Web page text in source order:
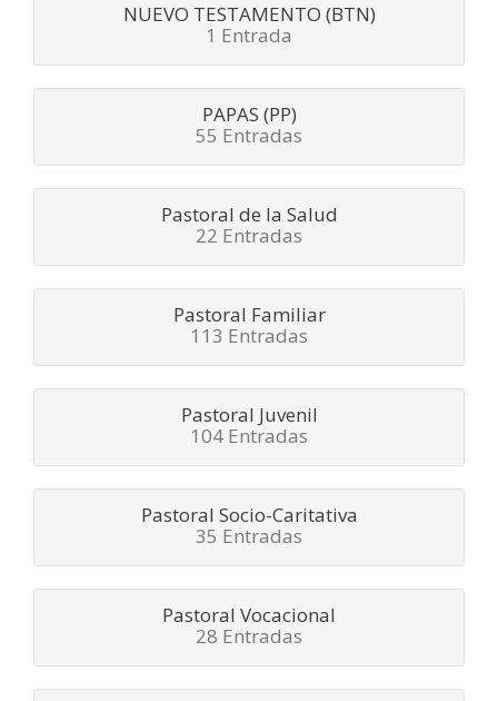
NUEVO TESTAMENTO (BTN)
1 Entrada
PAPAS (PP)
55 Entradas
Pastoral de la Salud
22 Entradas
Pastoral Familiar
113 Entradas
Pastoral Juvenil
104 Entradas
Pastoral Socio-Caritativa
35 Entradas
Pastoral Vocacional
28 Entradas